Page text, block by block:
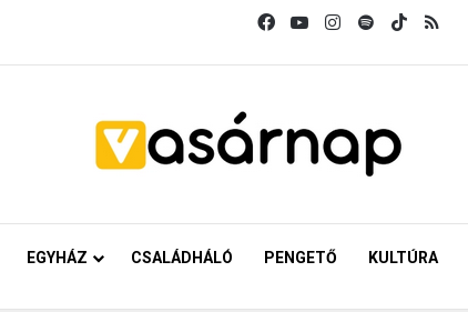
FacebookYouTubeInstagram
SpotifyTikTok
EGYHÁZ CSALÁDHÁLÓ PENGETŐ KULTÚRA